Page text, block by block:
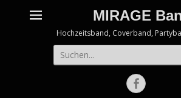
MIRAGE
Hochzeitsband, Coverband,
Suche
nach: